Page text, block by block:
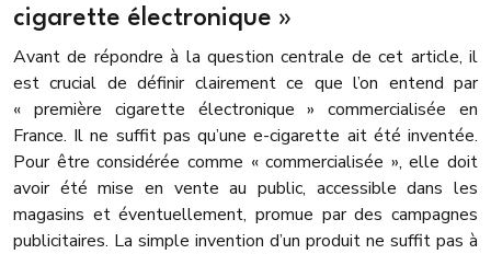
cigarette électronique »
Avant de répondre à la question centrale de cet article, il
est crucial de définir clairement ce que l’on entend par
« première cigarette électronique » commercialisée en
France. Il ne suffit pas qu’une e-cigarette ait été inventée.
Pour être considérée comme « commercialisée », elle doit
avoir été mise en vente au public, accessible dans les
magasins et éventuellement, promue par des campagnes
publicitaires. La simple invention d’un produit ne suffit pas à